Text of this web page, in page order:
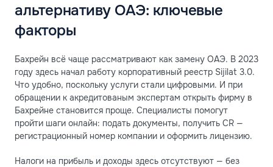
альтернативу ОАЭ: ключевые
факторы
Бахрейн всё чаще рассматривают как замену ОАЭ. В 2023
году здесь начал работу корпоративный реестр Sijilat 3.0.
Что удобно, поскольку услуги стали цифровыми. И при
обращении к акредитованым экспертам открыть фирму в
Бахрейне становится проще. Специалисты помогут
пройти шаги онлайн: подать документы, получить CR —
регистрационный номер компании и оформить лицензию.
Налоги на прибыль и доходы здесь отсутствуют — без